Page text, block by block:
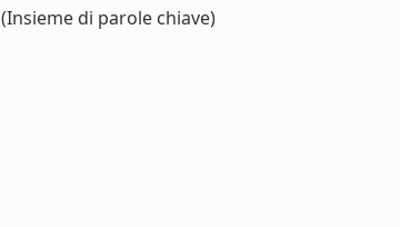
(Insieme di parole chiave)